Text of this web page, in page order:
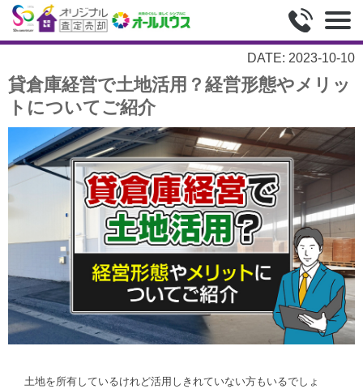
DATE: 2023-10-10
貸倉庫経営で土地活用？経営形態やメリッ
トについてご紹介
土地を所有しているけれど活用しきれていない方もいるでしょ